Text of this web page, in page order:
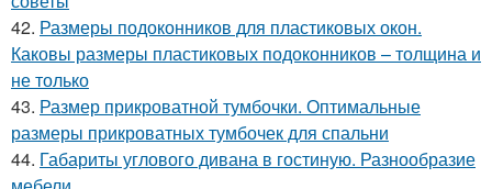
42. Размеры подоконников для пластиковых окон.
Каковы размеры пластиковых подоконников – толщина и
не только
43. Размер прикроватной тумбочки. Оптимальные
размеры прикроватных тумбочек для спальни
44. Габариты углового дивана в гостиную. Разнообразие